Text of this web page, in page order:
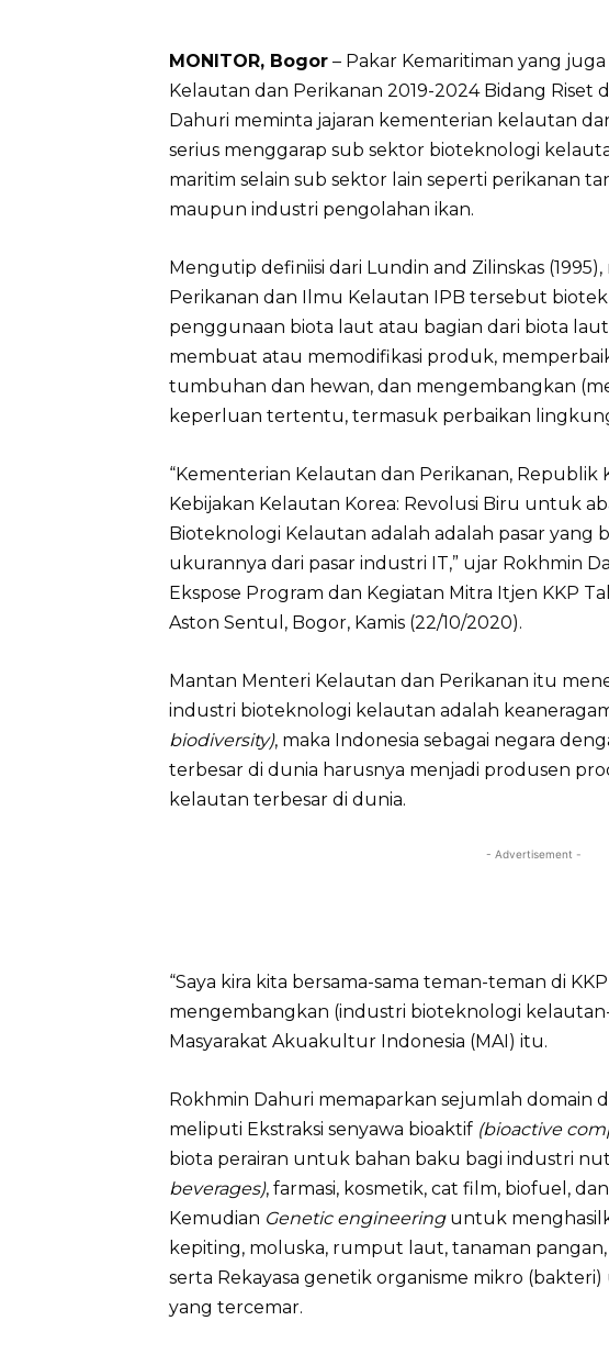
MONITOR, Bogor – Pakar Kemaritiman yang
Kelautan dan Perikanan 2019-2024 Bidang Riset
Dahuri meminta jajaran kementerian kelautan
serius menggarap sub sektor bioteknologi
maritim selain sub sektor lain seperti perikanan
maupun industri pengolahan ikan.
Mengutip definiisi dari Lundin and Zilinskas
Perikanan dan Ilmu Kelautan IPB tersebut
penggunaan biota laut atau bagian dari biota
membuat atau memodifikasi produk,
tumbuhan dan hewan, dan mengembangkan
keperluan tertentu, termasuk perbaikan
“Kementerian Kelautan dan Perikanan, Republik
Kebijakan Kelautan Korea: Revolusi Biru untuk
Bioteknologi Kelautan adalah adalah pasar yang
ukurannya dari pasar industri IT,” ujar Rokhmin
Ekspose Program dan Kegiatan Mitra Itjen KKP
Aston Sentul, Bogor, Kamis (22/10/2020).
Mantan Menteri Kelautan dan Perikanan itu
industri bioteknologi kelautan adalah
biodiversity), maka Indonesia sebagai negara
terbesar di dunia harusnya menjadi produsen
kelautan terbesar di dunia.
- Advertisement -
“Saya kira kita bersama-sama teman-teman di
mengembangkan (industri bioteknologi
Masyarakat Akuakultur Indonesia (MAI) itu.
Rokhmin Dahuri memaparkan sejumlah domain
meliputi Ekstraksi senyawa bioaktif (bioactive
biota perairan untuk bahan baku bagi industri
beverages), farmasi, kosmetik, cat film, biofuel,
Kemudian Genetic engineering untuk
kepiting, moluska, rumput laut, tanaman
serta Rekayasa genetik organisme mikro
yang tercemar.